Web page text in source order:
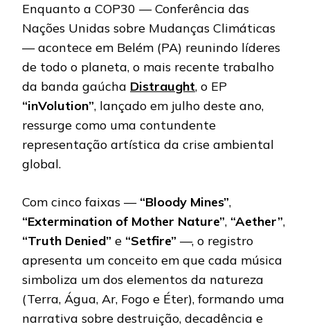
Enquanto a COP30 — Conferência das
Nações Unidas sobre Mudanças Climáticas
— acontece em Belém (PA) reunindo líderes
de todo o planeta, o mais recente trabalho
da banda gaúcha Distraught, o EP
“inVolution”, lançado em julho deste ano,
ressurge como uma contundente
representação artística da crise ambiental
global.
Com cinco faixas — “Bloody Mines”,
“Extermination of Mother Nature”, “Aether”,
“Truth Denied” e “Setfire” —, o registro
apresenta um conceito em que cada música
simboliza um dos elementos da natureza
(Terra, Água, Ar, Fogo e Éter), formando uma
narrativa sobre destruição, decadência e